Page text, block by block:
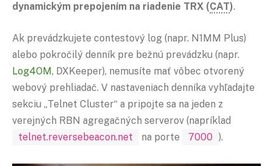
dynamickým prepojením na riadenie TRX (CAT).
Ak prevádzkujete contestový log (napr. N1MM Plus)
alebo pokročilý denník pre bežnú prevádzku (napr.
Log4OM, DXKeeper), nemusíte mať vôbec otvorený
webový prehliadač. V nastaveniach denníka vyhľadajte
sekciu „Telnet Cluster“ a pripojte sa na jeden z
verejných RBN agregačných serverov (napríklad
telnet.reversebeacon.net
na porte 7000 ).